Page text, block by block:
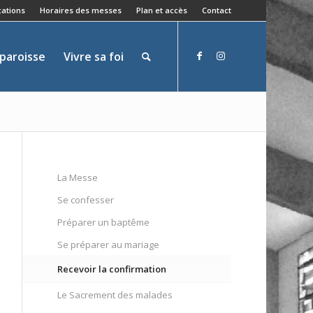
Horaires des messes Plan et accès Contact
Vivre sa foi
La Messe
Se confesser
Préparer un baptême
Se préparer au mariage
Recevoir la confirmation
Le Sacrement des malades